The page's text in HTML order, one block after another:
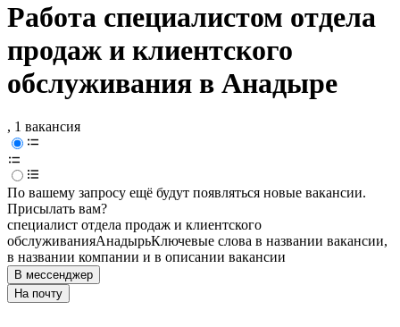
Работа специалистом отдела
продаж и клиентского
обслуживания в Анадыре
, 1 вакансия
По вашему запросу ещё будут появляться новые вакансии.
Присылать вам?
специалист отдела продаж и клиентского
обслуживанияАнадырьКлючевые слова в названии вакансии,
в названии компании и в описании вакансии
В мессенджер
На почту